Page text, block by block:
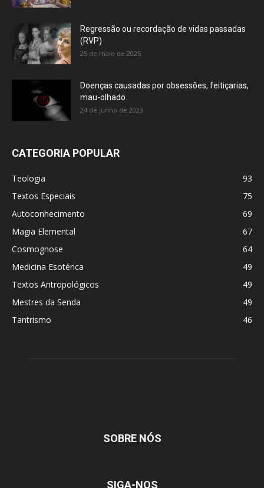
Regressão ou recordação de vidas passadas
(RVP)
25 de maio de 2025
Doenças causadas por obsessões, feitiçarias,
mau-olhado
24 de junho de 2023
CATEGORIA POPULAR
Teologia
93
Textos Especiais
75
Autoconhecimento
69
Magia Elemental
67
Cosmognose
64
Medicina Esotérica
49
Textos Antropológicos
49
Mestres da Senda
49
Tantrismo
46
SOBRE NÓS
SIGA-NOS